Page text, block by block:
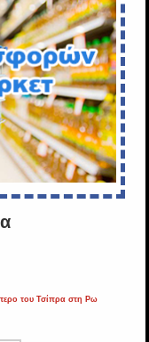
του Τσίπρα στη Ρω